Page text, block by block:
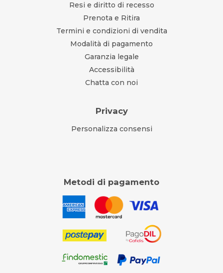
Resi e diritto di recesso
Prenota e Ritira
Termini e condizioni di vendita
Modalità di pagamento
Garanzia legale
Accessibilità
Chatta con noi
Privacy
Personalizza consensi
Metodi di pagamento